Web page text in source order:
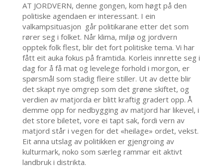
AT JORDVERN, denne gongen, kom høgt på den
politiske agendaen er interessant. I ein
valkampsituasjon går politikarane etter det som
rører seg i folket. Når klima, miljø og jordvern
opptek folk flest, blir det fort politiske tema. Vi har
fått eit auka fokus på framtida. Korleis innrette seg i
dag for å få mat og levelege forhold i morgon, er
spørsmål som stadig fleire stiller. Ut av dette blir
det skapt nye omgrep som det grøne skiftet, og
verdien av matjorda er blitt kraftig gradert opp. Å
demme opp for nedbygging av matjord har likevel, i
det store biletet, vore ei tapt sak, fordi vern av
matjord står i vegen for det «heilage» ordet, vekst.
Eit anna utslag av politikken er gjengroing av
kulturmark, noko som særleg rammar eit aktivt
landbruk i distrikta.